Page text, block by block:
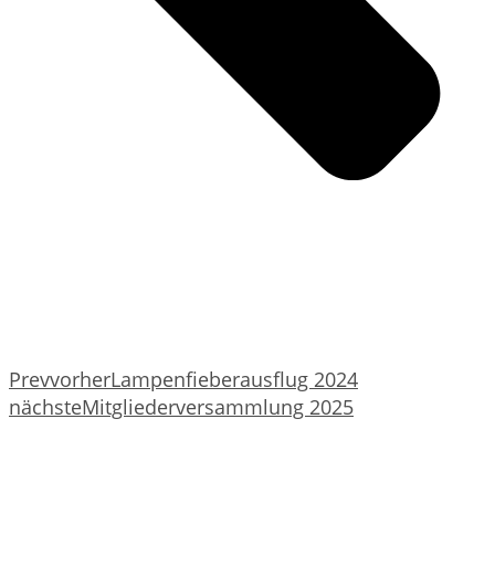
PrevvorherLampenfieberausflug 2024
nächsteMitgliederversammlung 2025